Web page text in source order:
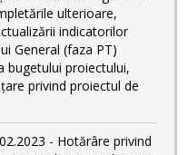
ulterioare,
indicatorilor
General (faza PT)
bugetului proiectului,
privind proiectul de
- Hotărâre privind